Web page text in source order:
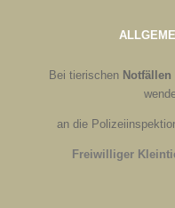
Bei tierischen Notfällen
an die
Freiwilliger